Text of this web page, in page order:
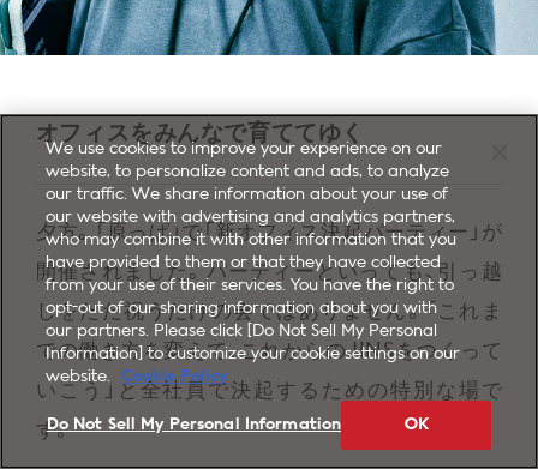
オフィスをみんなで育ててゆく
夕方。「原っぱ」で「新オフィス決起パーティー」が
開催されました。パーティーといっても、引っ越
しをただ祝うだけの会ではありません。「これま
での働き方を変えて、これからのJINSをつくって
いこう」と全社員で決起するための特別な場で
す。
We use cookies to improve your experience on our
website, to personalize content and ads, to analyze
our traffic. We share information about your use of
our website with advertising and analytics partners,
who may combine it with other information that you
have provided to them or that they have collected
from your use of their services. You have the right to
opt-out of our sharing information about you with
our partners. Please click [Do Not Sell My Personal
Information] to customize your cookie settings on our
website.
Cookie Policy
Do Not Sell My Personal Information OK